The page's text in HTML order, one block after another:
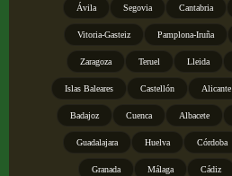
Ávila Segovia Cantabria
Vitoria-Gasteiz Pamplona-Iruña
Zaragoza Teruel Lleida
Islas Baleares Castellón Alicante
Badajoz Cuenca Albacete
Guadalajara Huelva Córdoba
Granada Málaga Cádiz